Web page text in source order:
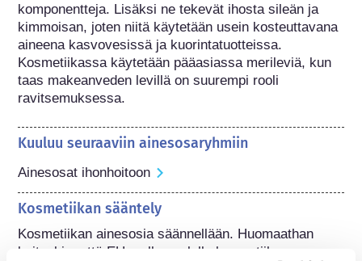
komponentteja. Lisäksi ne tekevät ihosta sileän ja
kimmoisan, joten niitä käytetään usein kosteuttavana
aineena kasvovesissä ja kuorintatuotteissa.
Kosmetiikassa käytetään pääasiassa merileviä, kun
taas makeanveden levillä on suurempi rooli
ravitsemuksessa.
Kuuluu seuraaviin ainesosaryhmiin
Ainesosat ihonhoitoon
Kosmetiikan sääntely
Kosmetiikan ainesosia säännellään. Huomaathan
kuitenkin, että EU:n ulkopuolella kosmetiikan